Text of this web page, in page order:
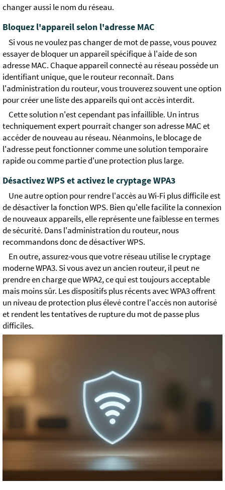
changer aussi le nom du réseau.
Bloquez l'appareil selon l'adresse MAC
Si vous ne voulez pas changer de mot de passe, vous pouvez
essayer de bloquer un appareil spécifique à l'aide de son
adresse MAC. Chaque appareil connecté au réseau possède un
identifiant unique, que le routeur reconnaît. Dans
l'administration du routeur, vous trouverez souvent une option
pour créer une liste des appareils qui ont accès interdit.
Cette solution n'est cependant pas infaillible. Un intrus
techniquement expert pourrait changer son adresse MAC et
accéder de nouveau au réseau. Néanmoins, le blocage de
l'adresse peut fonctionner comme une solution temporaire
rapide ou comme partie d'une protection plus large.
Désactivez WPS et activez le cryptage WPA3
Une autre option pour rendre l'accès au Wi-Fi plus difficile est
de désactiver la fonction WPS. Bien qu'elle facilite la connexion
de nouveaux appareils, elle représente une faiblesse en termes
de sécurité. Dans l'administration du routeur, nous
recommandons donc de désactiver WPS.
En outre, assurez-vous que votre réseau utilise le cryptage
moderne WPA3. Si vous avez un ancien routeur, il peut ne
prendre en charge que WPA2, ce qui est toujours acceptable
mais moins sûr. Les dispositifs plus récents avec WPA3 offrent
un niveau de protection plus élevé contre l'accès non autorisé
et rendent les tentatives de rupture du mot de passe plus
difficiles.